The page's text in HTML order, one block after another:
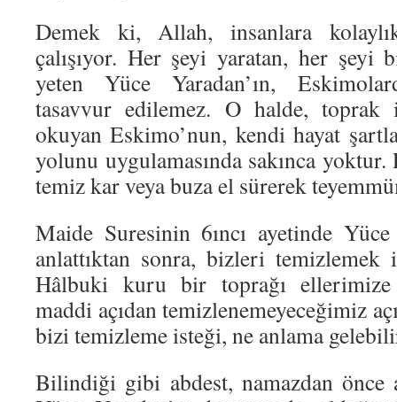
Demek ki, Allah, insanlara
çalışıyor. Her şeyi yaratan, her şeyi
yeten Yüce Yaradan’ın,
tasavvur edilemez. O halde, toprak
okuyan Eskimo’nun, kendi hayat
yolunu uygulamasında sakınca
temiz kar veya buza el sürerek
Maide Suresinin 6ıncı ayetinde
anlattıktan sonra, bizleri
Hâlbuki kuru bir toprağı ellerimize
maddi açıdan temizlenemeyeceğimiz
bizi temizleme isteği, ne anlama
Bilindiği gibi abdest, namazdan önce